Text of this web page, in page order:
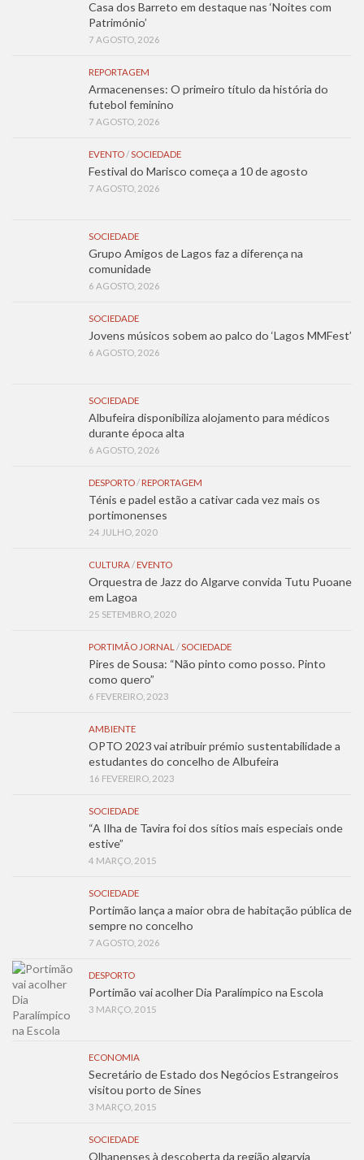
Casa dos Barreto em destaque nas ‘Noites com
Património’
7 AGOSTO, 2026
REPORTAGEM
Armacenenses: O primeiro título da história do
futebol feminino
7 AGOSTO, 2026
EVENTO/SOCIEDADE
Festival do Marisco começa a 10 de agosto
7 AGOSTO, 2026
SOCIEDADE
Grupo Amigos de Lagos faz a diferença na
comunidade
6 AGOSTO, 2026
SOCIEDADE
Jovens músicos sobem ao palco do ‘Lagos MMFest’
6 AGOSTO, 2026
SOCIEDADE
Albufeira disponibiliza alojamento para médicos
durante época alta
6 AGOSTO, 2026
DESPORTO/ REPORTAGEM
Ténis e padel estão a cativar cada vez mais os
portimonenses
24 JULHO, 2020
CULTURA/ EVENTO
Orquestra de Jazz do Algarve convida Tutu Puoane
em Lagoa
25 SETEMBRO, 2020
PORTIMÃO JORNAL /SOCIEDADE
Pires de Sousa: “Não pinto como posso. Pinto
como quero”
6 FEVEREIRO, 2023
AMBIENTE
OPTO 2023 vai atribuir prémio sustentabilidade a
estudantes do concelho de Albufeira
16 FEVEREIRO, 2023
SOCIEDADE
“A Ilha de Tavira foi dos sítios mais especiais onde
estive”
4 MARÇO, 2015
SOCIEDADE
Portimão lança a maior obra de habitação pública de
sempre no concelho
7 AGOSTO, 2026
DESPORTO
Portimão vai acolher Dia Paralímpico na Escola
3 MARÇO, 2015
ECONOMIA
Secretário de Estado dos Negócios Estrangeiros
visitou porto de Sines
3 MARÇO, 2015
SOCIEDADE
Olhanenses à descoberta da região algarvia